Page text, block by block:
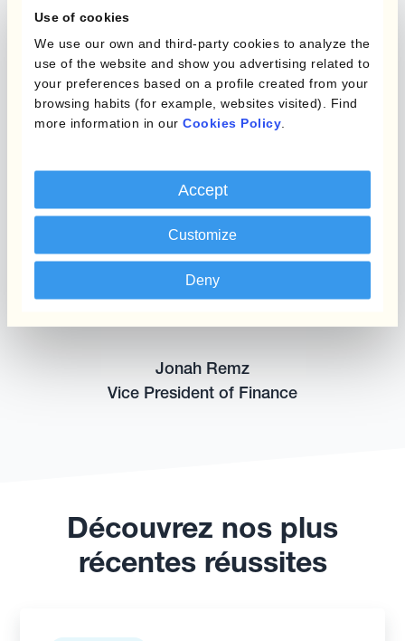
Use of cookies
We use our own and third-party cookies to analyze the
use of the website and show you advertising related to
your preferences based on a profile created from your
browsing habits (for example, websites visited). Find
more information in our Cookies Policy
Accept
Customize
Deny
Through a seamless API integration,
Kantox has allowed us to put a simple
and effective hedging program on
autopilot, helping us to expand into
new geographies and to support new
currencies with minimal overhead.
Jonah Remz
Vice President of Finance
Découvrez nos plus
récentes réussites